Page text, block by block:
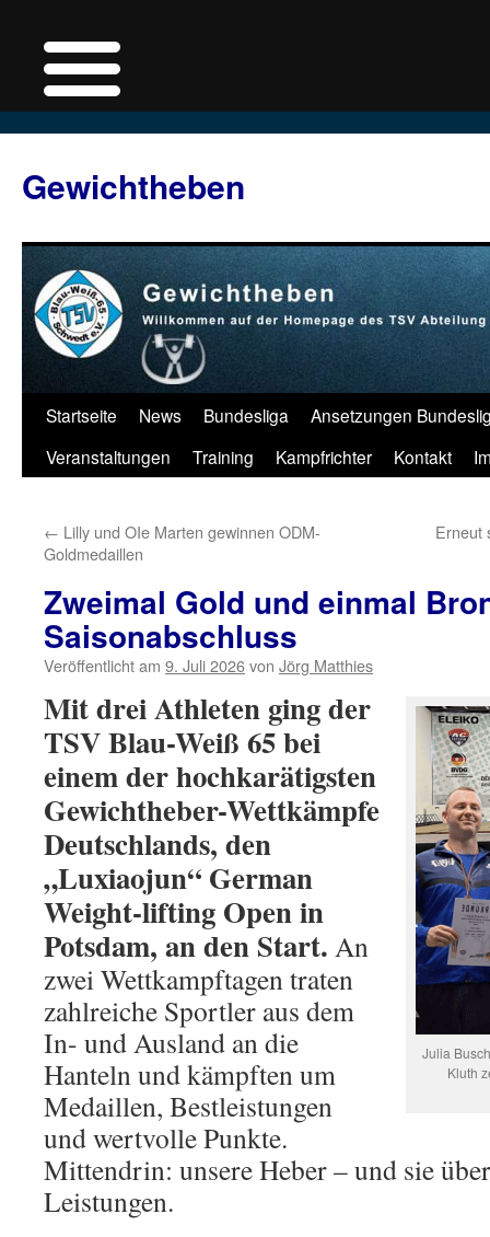
springen
Gewichtheben
Startseite News Bundesliga
Ansetzungen
Veranstaltungen
Training Kampfrichter Kontakt
← Lilly und OIe Marten gewinnen ODM-
Goldmedaillen
Erneut
Zweimal Gold und einmal
Saisonabschluss
Veröffentlicht am 9. Juli 2026von Jörg Matthies
Julia
Kluth
Mit drei Athleten ging der
TSV Blau-Weiß 65 bei
einem der hochkarätigsten
Gewichtheber-Wettkämpfe
Deutschlands, den
„Luxiaojun“ German
Weight-lifting Open in
Potsdam, an den Start. An
zwei Wettkampftagen traten
zahlreiche Sportler aus dem
In- und Ausland an die
Hanteln und kämpften um
Medaillen, Bestleistungen
und wertvolle Punkte.
Mittendrin: unsere Heber – und sie
Leistungen.